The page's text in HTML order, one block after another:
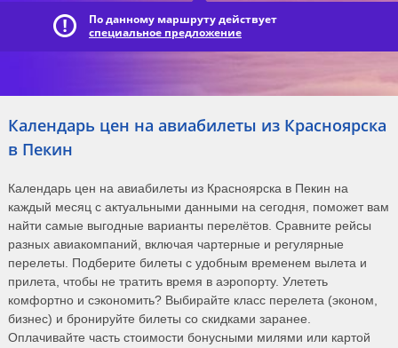
По данному маршруту действует
специальное предложение
Календарь цен на авиабилеты из Красноярска
в Пекин
Календарь цен на авиабилеты из Красноярска в Пекин на
каждый месяц с актуальными данными на сегодня, поможет вам
найти самые выгодные варианты перелётов. Сравните рейсы
разных авиакомпаний, включая чартерные и регулярные
перелеты. Подберите билеты с удобным временем вылета и
прилета, чтобы не тратить время в аэропорту. Улететь
комфортно и сэкономить? Выбирайте класс перелета (эконом,
бизнес) и бронируйте билеты со скидками заранее.
Оплачивайте часть стоимости бонусными милями или картой